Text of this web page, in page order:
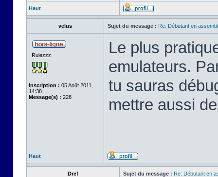
Haut
velus Sujet du message : Re: Débutant en
Rulezzz
Inscription : 05 Août 2011,
14:38
Message(s) : 228
Le plus
emulateurs.
tu sauras
mettre aussi
Haut
Dref Sujet du message : Re: Débutant en